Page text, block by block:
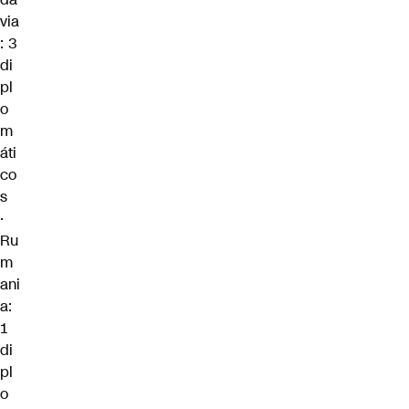
via
: 3
di
pl
o
m
áti
co
s
·
Ru
m
ani
a:
1
di
pl
o